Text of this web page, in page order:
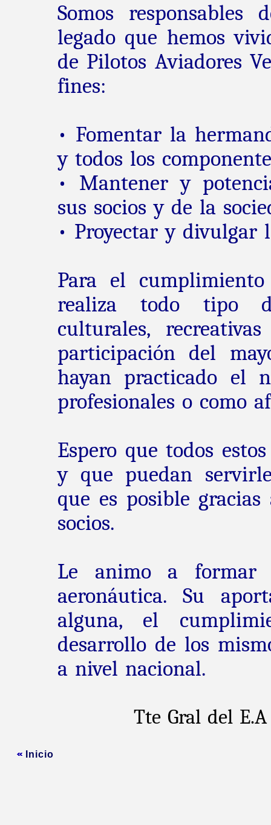
Somos
legado que hemos
de Pilotos Aviadores
fines:
• Fomentar la
y todos los
• Mantener y
sus socios y de la
• Proyectar y divulgar
Para el
realiza todo tipo
culturales,
participación del
hayan practicado el
profesionales o como
Espero que todos
y que puedan
que es posible
socios.
Le animo a formar
aeronáutica. Su
alguna, el
desarrollo de los
a nivel nacional.
Tte Gral del
Inicio